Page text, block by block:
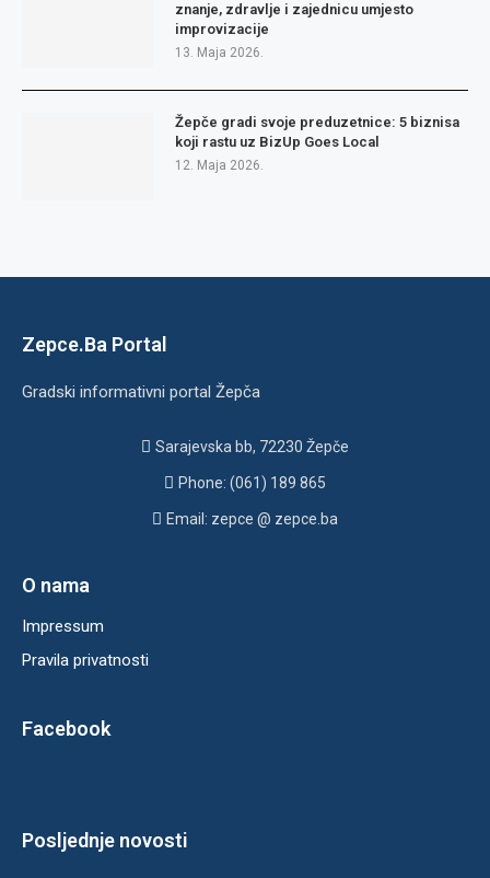
znanje, zdravlje i zajednicu umjesto
improvizacije
13. Maja 2026.
Žepče gradi svoje preduzetnice: 5 biznisa
koji rastu uz BizUp Goes Local
12. Maja 2026.
Zepce.Ba Portal
Gradski informativni portal Žepča
Sarajevska bb, 72230 Žepče
Phone: (061) 189 865
Email: zepce @ zepce.ba
O nama
Impressum
Pravila privatnosti
Facebook
Posljednje novosti